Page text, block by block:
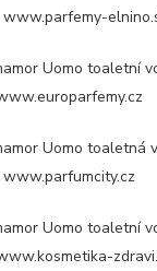
Uomo toaletní
Uomo toaletná
Uomo toaletní